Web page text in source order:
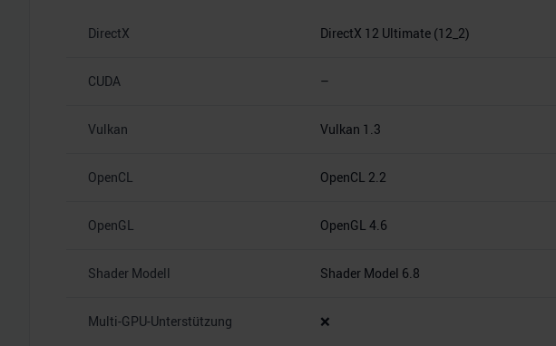
DirectX DirectX 12 Ultimate (12_2)
CUDA –
Vulkan Vulkan 1.3
OpenCL OpenCL 2.2
OpenGL OpenGL 4.6
Shader Modell Shader Model 6.8
Multi-GPU-Unterstützung ❌